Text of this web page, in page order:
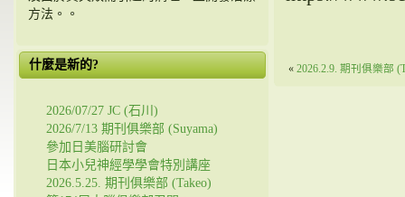
方法。。
什麼是新的?
2026/07/27 JC (石川)
2026/7/13 期刊俱樂部 (Suyama)
參加日美腦研討會
日本小兒神經學學會特別講座
2026.5.25. 期刊俱樂部 (Takeo)
« 2026.2.9. 期刊俱樂部